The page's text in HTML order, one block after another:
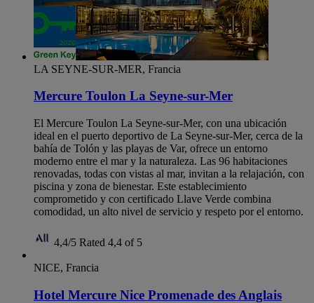
LA SEYNE-SUR-MER, Francia
Mercure Toulon La Seyne-sur-Mer
El Mercure Toulon La Seyne-sur-Mer, con una ubicación
ideal en el puerto deportivo de La Seyne-sur-Mer, cerca de la
bahía de Tolón y las playas de Var, ofrece un entorno
moderno entre el mar y la naturaleza. Las 96 habitaciones
renovadas, todas con vistas al mar, invitan a la relajación, con
piscina y zona de bienestar. Este establecimiento
comprometido y con certificado Llave Verde combina
comodidad, un alto nivel de servicio y respeto por el entorno.
4,4/5 Rated 4,4 of 5
NICE, Francia
Hotel Mercure Nice Promenade des Anglais